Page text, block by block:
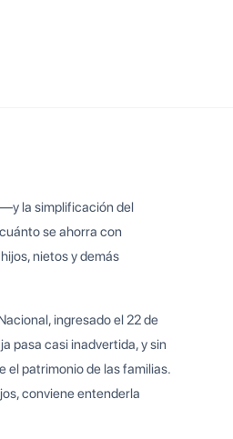
la simplificación del
se ahorra con
nietos y demás
ingresado el 22 de
pasa casi inadvertida, y sin
el patrimonio de las familias.
conviene entenderla